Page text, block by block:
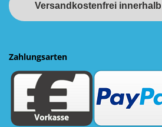
Versandkostenfrei
Zahlungsarten